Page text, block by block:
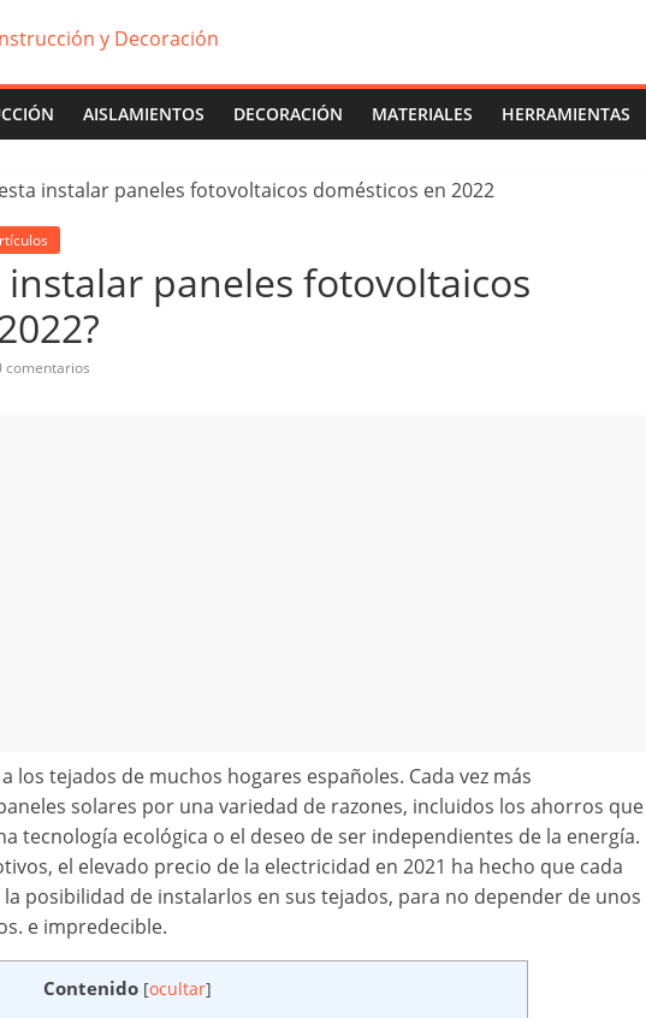
AISLAMIENTOS DECORACIÓN MATERIALES HERRAMIENTAS
instalar paneles fotovoltaicos
comentarios
los tejados de muchos hogares españoles. Cada vez más
solares por una variedad de razones, incluidos los ahorros que
tecnología ecológica o el deseo de ser independientes de la energía.
el elevado precio de la electricidad en 2021 ha hecho que cada
posibilidad de instalarlos en sus tejados, para no depender de unos
e impredecible.
Contenido [ocultar]